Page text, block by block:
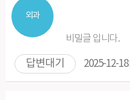
외과
답변대기
비밀글 입니다.
2025-12-18